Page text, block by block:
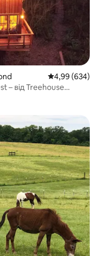
Середня
4,99 (634)
– від Treehouse